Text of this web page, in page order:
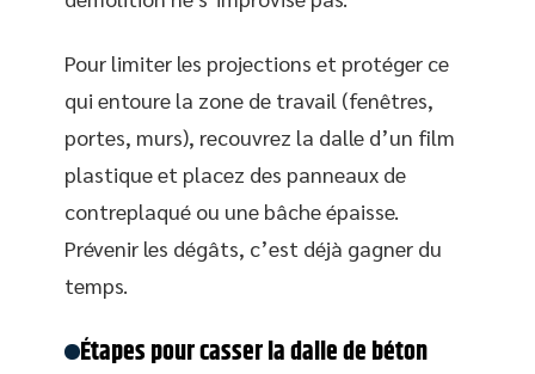
Pour limiter les projections et protéger ce
qui entoure la zone de travail (fenêtres,
portes, murs), recouvrez la dalle d’un film
plastique et placez des panneaux de
contreplaqué ou une bâche épaisse.
Prévenir les dégâts, c’est déjà gagner du
temps.
Étapes pour casser la dalle de béton